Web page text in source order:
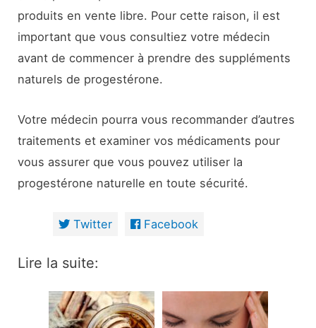
produits en vente libre. Pour cette raison, il est
important que vous consultiez votre médecin
avant de commencer à prendre des suppléments
naturels de progestérone.
Votre médecin pourra vous recommander d’autres
traitements et examiner vos médicaments pour
vous assurer que vous pouvez utiliser la
progestérone naturelle en toute sécurité.
Twitter Facebook
Lire la suite: